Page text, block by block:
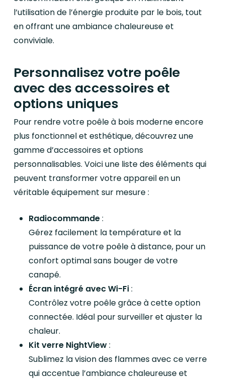
l’utilisation de l’énergie produite par le bois, tout
en offrant une ambiance chaleureuse et
conviviale.
Personnalisez votre poêle
avec des accessoires et
options uniques
Pour rendre votre poêle à bois moderne encore
plus fonctionnel et esthétique, découvrez une
gamme d’accessoires et options
personnalisables. Voici une liste des éléments qui
peuvent transformer votre appareil en un
véritable équipement sur mesure :
Radiocommande:
Gérez facilement la température et la
puissance de votre poêle à distance, pour un
confort optimal sans bouger de votre
canapé.
Écran intégré avec Wi-Fi:
Contrôlez votre poêle grâce à cette option
connectée. Idéal pour surveiller et ajuster la
chaleur.
Kit verre NightView:
Sublimez la vision des flammes avec ce verre
qui accentue l’ambiance chaleureuse et